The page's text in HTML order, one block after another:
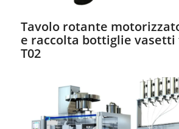
Tavolo rotante
e raccolta bottiglie vasetti
T02